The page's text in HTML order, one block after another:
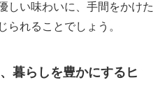
しい味わいに、手間をかけた
られることでしょう。
暮らしを豊かにするヒ